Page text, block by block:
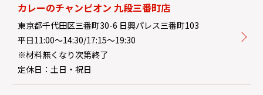
カレーのチャンピオン 九段三番町店
東京都千代田区三番町30-6 日興パレス三番町103
平日11:00～14:30/17:15～19:30
※材料無くなり次第終了
定休日：土日・祝日